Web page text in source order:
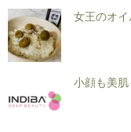
女王のオ
小顔も美